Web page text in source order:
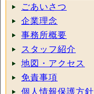
ごあいさつ
企業理念
事務所概要
スタッフ紹介
地図・アクセス
免責事項
個人情報保護方針